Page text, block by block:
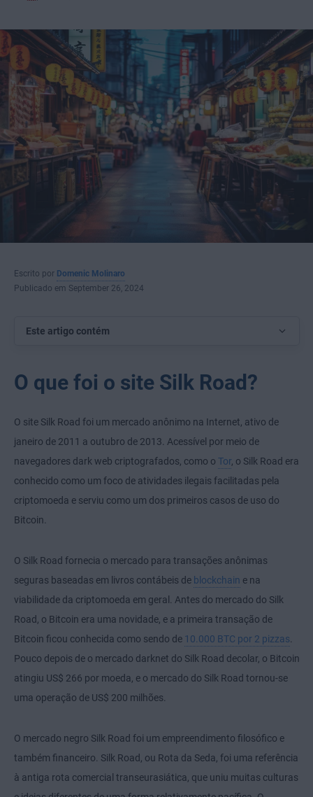
Escrito por Domenic Molinaro
Publicado em September 26, 2024
Este artigo contém
O que foi o site Silk Road?
O site Silk Road foi um mercado anônimo na Internet, ativo de
janeiro de 2011 a outubro de 2013. Acessível por meio de
navegadores dark web criptografados, como o Tor, o Silk Road era
conhecido como um foco de atividades ilegais facilitadas pela
criptomoeda e serviu como um dos primeiros casos de uso do
Bitcoin.
O Silk Road fornecia o mercado para transações anônimas
seguras baseadas em livros contábeis de blockchain e na
viabilidade da criptomoeda em geral. Antes do mercado do Silk
Road, o Bitcoin era uma novidade, e a primeira transação de
Bitcoin ficou conhecida como sendo de 10.000 BTC por 2 pizzas.
Pouco depois de o mercado darknet do Silk Road decolar, o Bitcoin
atingiu US$ 266 por moeda, e o mercado do Silk Road tornou-se
uma operação de US$ 200 milhões.
O mercado negro Silk Road foi um empreendimento filosófico e
também financeiro. Silk Road, ou Rota da Seda, foi uma referência
à antiga rota comercial transeurasiática, que uniu muitas culturas